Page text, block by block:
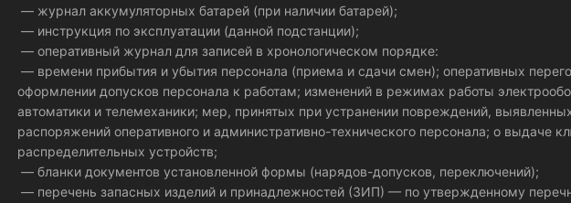
— журнал аккумуляторных батарей (при наличии батарей);
— инструкция по эксплуатации (данной подстанции);
— оперативный журнал для записей в хронологическом порядке:
— времени прибытия и убытия персонала (приема и сдачи смен); оперативных
оформлении допусков персонала к работам; изменений в режимах работы
автоматики и телемеханики; мер, принятых при устранении повреждений,
распоряжений оперативного и административно-технического персонала; о выдаче
распределительных устройств;
— бланки документов установленной формы (нарядов-допусков, переключений);
— перечень запасных изделий и принадлежностей (ЗИП) — по утвержденному